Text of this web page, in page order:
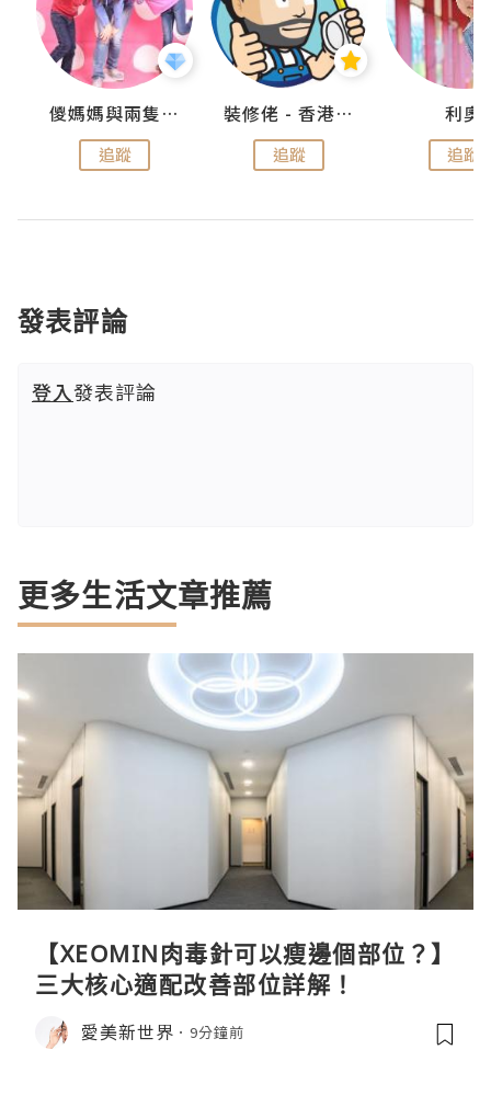
儍媽媽與兩隻小魔怪之家
追蹤
裝修佬 - 香港一站式網上裝修平台
追蹤
利奧
追蹤
發表評論
登入發表評論
更多生活文章推薦
【XEOMIN肉毒針可以瘦邊個部位？】
三大核心適配改善部位詳解！
愛美新世界 9分鐘前